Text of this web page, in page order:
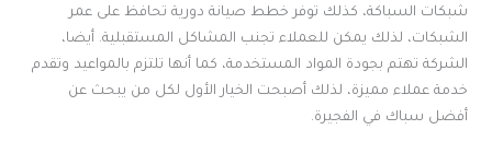
شبكات السباكة، كذلك توفر خطط صيانة دورية تحافظ على عمر
الشبكات، لذلك يمكن للعملاء تجنب المشاكل المستقبلية. أيضا،
الشركة تهتم بجودة المواد المستخدمة، كما أنها تلتزم بالمواعيد وتقدم
خدمة عملاء مميزة، لذلك أصبحت الخيار الأول لكل من يبحث عن
أفضل سباك في الفجيرة.